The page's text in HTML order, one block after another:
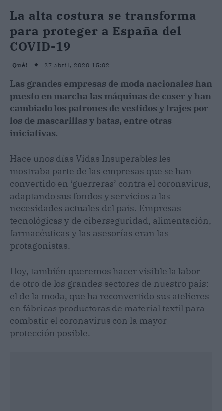
La alta costura se transforma
para proteger a España del
COVID-19
Qué! 27 abril, 2020 15:02
Las grandes empresas de moda nacionales han
puesto en marcha las máquinas de coser y han
cambiado los patrones de vestidos y trajes por
los de mascarillas y batas, entre otras
iniciativas.
Hace unos días Vidas Insuperables les
mostraba parte de las empresas que se han
convertido en ‘guerreras’ contra el coronavirus,
adaptando sus fondos y servicios a las
necesidades actuales del país. Empresas
tecnológicas y de ciberseguridad, alimentación,
farmacéuticas y las asesorías eran las
protagonistas.
Hoy, también queremos hacer visible la labor
de otro de los grandes sectores de nuestro país:
el de la moda, que ha reconvertido sus atelieres
en fábricas productoras de material textil para
combatir el coronavirus con la mayor
protección posible.